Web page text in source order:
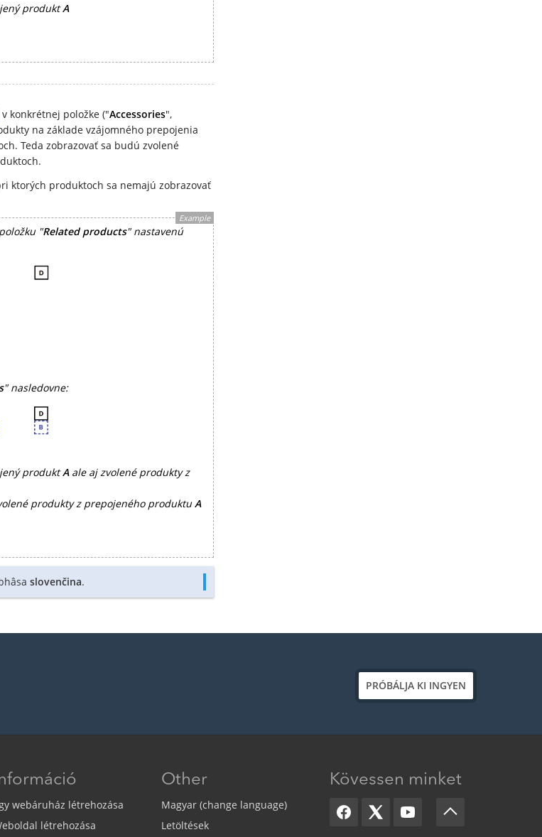
produktA
v konkrétnej položke ("Accessories",
na základe vzájomného prepojenia
Teda zobrazovať sa budú zvolené
ktorých produktoch sa nemajú zobrazovať
Example
"Related products" nastavenú
" nasledovne:
produktAale aj zvolené produkty z
produkty z prepojeného produktuA
slovenčina.
PRÓBÁLJA KI INGYEN
webáruház létrehozása
létrehozása
Other
Magyar (change language)
Letöltések
Kövessen minket